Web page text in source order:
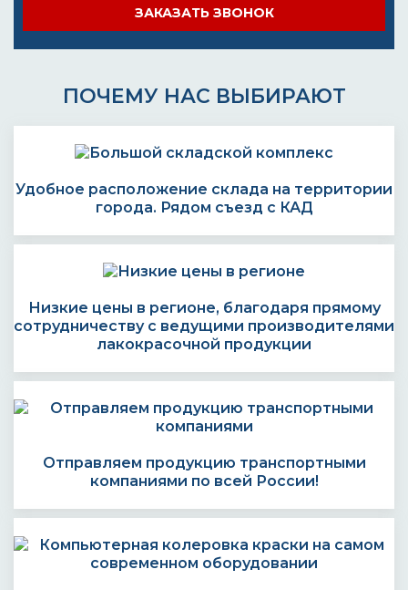
ЗАКАЗАТЬ ЗВОНОК
ПОЧЕМУ НАС ВЫБИРАЮТ
Удобное расположение склада на территории
города. Рядом съезд с КАД
Низкие цены в регионе, благодаря прямому
сотрудничеству с ведущими производителями
лакокрасочной продукции
Отправляем продукцию транспортными
компаниями по всей России!